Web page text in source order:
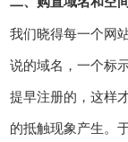
我们晓得每一个网
说的域名，一个标
提早注册的，这样
的抵触现象产生。